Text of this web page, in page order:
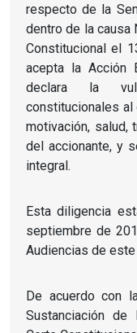
respecto de la
dentro de la causa
Constitucional el
acepta la Acción
declara la
constitucionales al
motivación, salud,
del accionante, y
integral.
Esta diligencia
septiembre de
Audiencias de
De acuerdo con
Sustanciación